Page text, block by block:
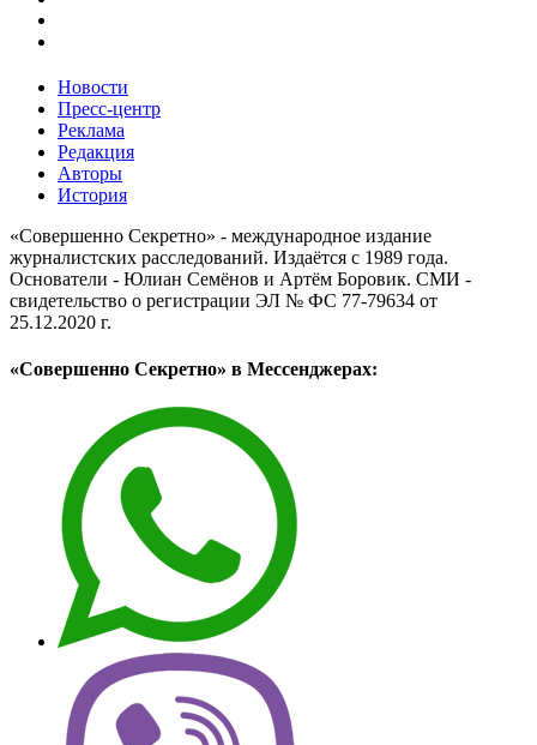
Новости
Пресс-центр
Реклама
Редакция
Авторы
История
«Совершенно Секретно» - международное издание
журналистских расследований. Издаётся с 1989 года.
Основатели - Юлиан Семёнов и Артём Боровик. CМИ -
свидетельство о регистрации ЭЛ № ФС 77-79634 от
25.12.2020 г.
«Совершенно Секретно» в Мессенджерах: